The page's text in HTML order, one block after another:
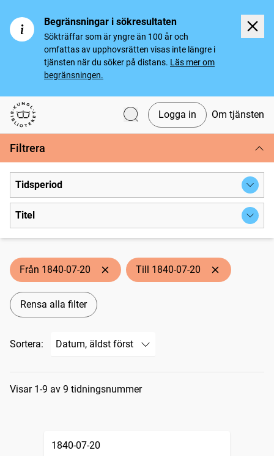
Begränsningar i sökresultaten
Sökträffar som är yngre än 100 år och
omfattas av upphovsrätten visas inte längre i
tjänsten när du söker på distans. Läs mer om
begränsningen.
Svenska tidningar
Logga in Om tjänsten
Filtrera
Tidsperiod
Titel
Från 1840-07-20 Till 1840-07-20
Rensa alla filter
Sortera:
Sökresultat
Visar 1-9 av 9 tidningsnummer
1840-07-20